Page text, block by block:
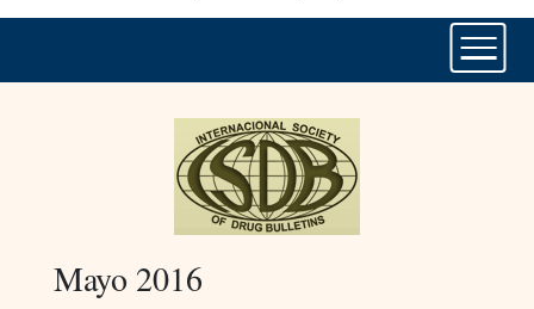
Mayo 2016